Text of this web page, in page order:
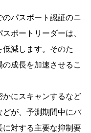
パスポート認証のニ
ポートリーダーは、
減します。そのた
成長を加速させるこ
かにスキャンするなど
が、予測期間中にパ
対する主要な抑制要